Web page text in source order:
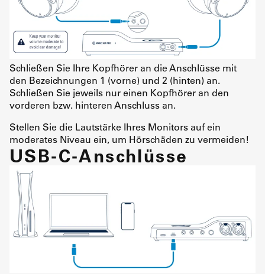
Schließen Sie Ihre Kopfhörer an die Anschlüsse mit
den Bezeichnungen 1 (vorne) und 2 (hinten) an.
Schließen Sie jeweils nur einen Kopfhörer an den
vorderen bzw. hinteren Anschluss an.
Stellen Sie die Lautstärke Ihres Monitors auf ein
moderates Niveau ein, um Hörschäden zu vermeiden!
USB-C-Anschlüsse